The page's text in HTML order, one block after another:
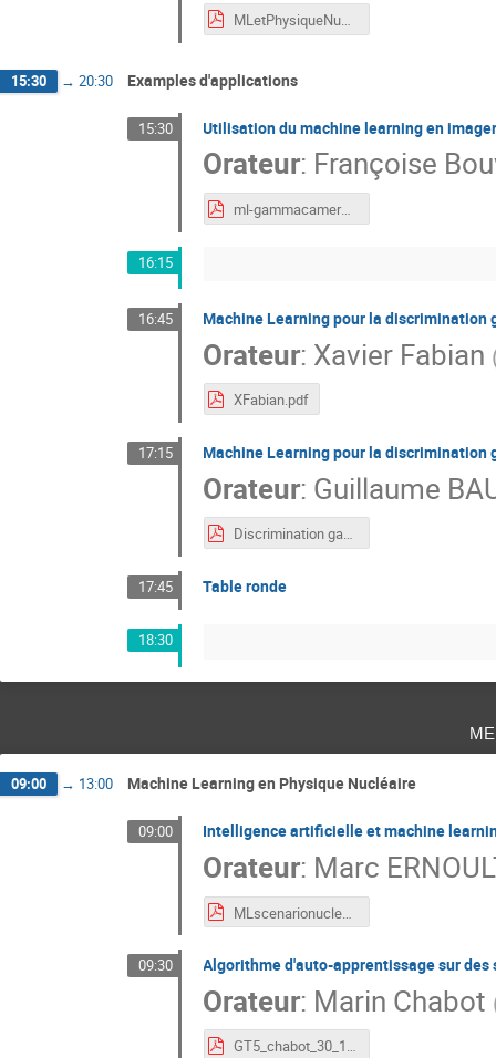
MLetPhysiqueNucleaire.pdf
15:30 → 20:30 Examples d'applications
15:30 Utilisation du machine learning en
Orateur: Françoise
ml-gammacamera-imnc-FB-oct19.pdf
16:15
16:45 Machine Learning pour la discrimination
Orateur: Xavier Fabian
XFabian.pdf
17:15 Machine Learning pour la
Orateur: Guillaume
Discrimination gamma/neutron : implémentation
17:45 Table ronde
18:30
09:00 → 13:00 Machine Learning en Physique Nucléaire
09:00 Intelligence artificielle et machine
Orateur: Marc
MLscenarionucleaires.pdf
09:30 Algorithme d'auto-apprentissage sur
Orateur: Marin Chabot
GT5_chabot_30_10_2019.pdf